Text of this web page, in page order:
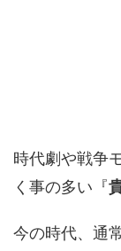
時代劇や戦争
く事の多い『
今の時代、通